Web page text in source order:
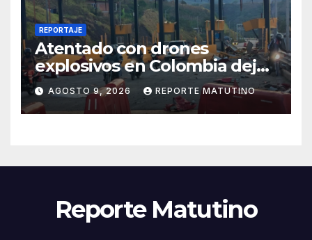
REPORTAJE
Atentado con drones
explosivos en Colombia deja
un policía muerto
AGOSTO 9, 2026 REPORTE MATUTINO
Reporte Matutino